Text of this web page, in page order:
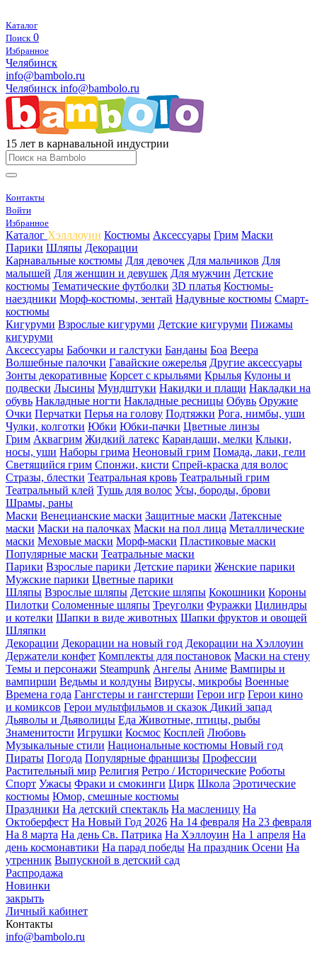
Каталог
Поиск 0
Избранное
Челябинск
info@bambolo.ru
Челябинск info@bambolo.ru
15 лет в карнавальной индустрии
Контакты
Войти
Избранное
Каталог Хэлллоуин Костюмы Аксессуары Грим Маски
Парики Шляпы Декорации
Карнавальные костюмы Для девочек Для мальчиков Для
малышей Для женщин и девушек Для мужчин Детские
костюмы Тематические футболки 3D платья Костюмы-
наездники Морф-костюмы, зентай Надувные костюмы Смарт-
костюмы
Кигуруми Взрослые кигуруми Детские кигуруми Пижамы
кигуруми
Аксессуары Бабочки и галстуки Банданы Боа Веера
Волшебные палочки Гавайские ожерелья Другие аксессуары
Зонты декоративные Корсет с крыльями Крылья Кулоны и
подвески Лысины Мундштуки Накидки и плащи Накладки на
обувь Накладные ногти Накладные ресницы Обувь Оружие
Очки Перчатки Перья на голову Подтяжки Рога, нимбы, уши
Чулки, колготки Юбки Юбки-пачки Цветные линзы
Грим Аквагрим Жидкий латекс Карандаши, мелки Клыки,
носы, уши Наборы грима Неоновый грим Помада, лаки, гели
Светящийся грим Спонжи, кисти Спрей-краска для волос
Стразы, блестки Театральная кровь Театральный грим
Театральный клей Тушь для волос Усы, бороды, брови
Шрамы, раны
Маски Венецианские маски Защитные маски Латексные
маски Маски на палочках Маски на пол лица Металлические
маски Меховые маски Морф-маски Пластиковые маски
Популярные маски Театральные маски
Парики Взрослые парики Детские парики Женские парики
Мужские парики Цветные парики
Шляпы Взрослые шляпы Детские шляпы Кокошники Короны
Пилотки Соломенные шляпы Треуголки Фуражки Цилиндры
и котелки Шапки в виде животных Шапки фруктов и овощей
Шляпки
Декорации Декорации на новый год Декорации на Хэллоуин
Держатели конфет Комплекты для постановок Маски на стену
Темы и персонажи Steampunk Ангелы Аниме Вампиры и
вампирши Ведьмы и колдуны Вирусы, микробы Военные
Времена года Гангстеры и гангстерши Герои игр Герои кино
и комиксов Герои мультфильмов и сказок Дикий запад
Дьяволы и Дьяволицы Еда Животные, птицы, рыбы
Знаменитости Игрушки Космос Косплей Любовь
Музыкальные стили Национальные костюмы Новый год
Пираты Погода Популярные франшизы Профессии
Растительный мир Религия Ретро / Исторические Роботы
Спорт Ужасы Фраки и смокинги Цирк Школа Эротические
костюмы Юмор, смешные костюмы
Праздники На детский спектакль На масленицу На
Октоберфест На Новый Год 2026 На 14 февраля На 23 февраля
На 8 марта На день Св. Патрика На Хэллоуин На 1 апреля На
день космонавтики На парад победы На праздник Осени На
утренник Выпускной в детский сад
Распродажа
Новинки
закрыть
Личный кабинет
Контакты
info@bambolo.ru